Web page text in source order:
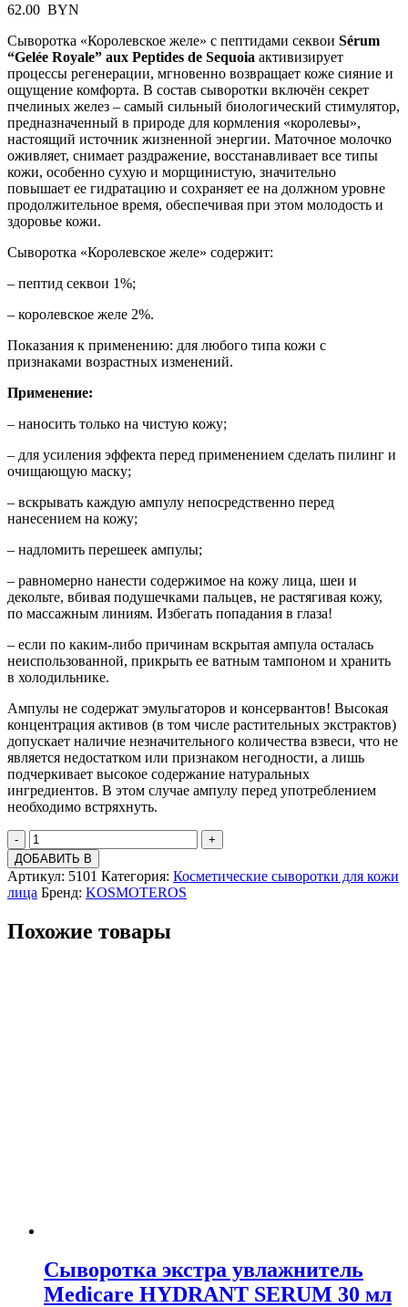
62.00 BYN
Сыворотка «Королевское желе» с пептидами секвои Sérum
“Gelée Royale” aux Peptides de Sequoia активизирует
процессы регенерации, мгновенно возвращает коже сияние и
ощущение комфорта. В состав сыворотки включён секрет
пчелиных желез – самый сильный биологический стимулятор,
предназначенный в природе для кормления «королевы»,
настоящий источник жизненной энергии. Маточное молочко
оживляет, снимает раздражение, восстанавливает все типы
кожи, особенно сухую и морщинистую, значительно
повышает ее гидратацию и сохраняет ее на должном уровне
продолжительное время, обеспечивая при этом молодость и
здоровье кожи.
Сыворотка «Королевское желе» содержит:
– пептид секвои 1%;
– королевское желе 2%.
Показания к применению: для любого типа кожи с
признаками возрастных изменений.
Применение:
– наносить только на чистую кожу;
– для усиления эффекта перед применением сделать пилинг и
очищающую маску;
– вскрывать каждую ампулу непосредственно перед
нанесением на кожу;
– надломить перешеек ампулы;
– равномерно нанести содержимое на кожу лица, шеи и
декольте, вбивая подушечками пальцев, не растягивая кожу,
по массажным линиям. Избегать попадания в глаза!
– если по каким-либо причинам вскрытая ампула осталась
неиспользованной, прикрыть ее ватным тампоном и хранить
в холодильнике.
Ампулы не содержат эмульгаторов и консервантов! Высокая
концентрация активов (в том числе растительных экстрактов)
допускает наличие незначительного количества взвеси, что не
является недостатком или признаком негодности, а лишь
подчеркивает высокое содержание натуральных
ингредиентов. В этом случае ампулу перед употреблением
необходимо встряхнуть.
-
+
ДОБАВИТЬ В
Артикул: 5101 Категория: Косметические сыворотки для кожи
лица Бренд: KOSMOTEROS
Похожие товары
Сыворотка экстра увлажнитель
Medicare HYDRANT SERUM 30 мл